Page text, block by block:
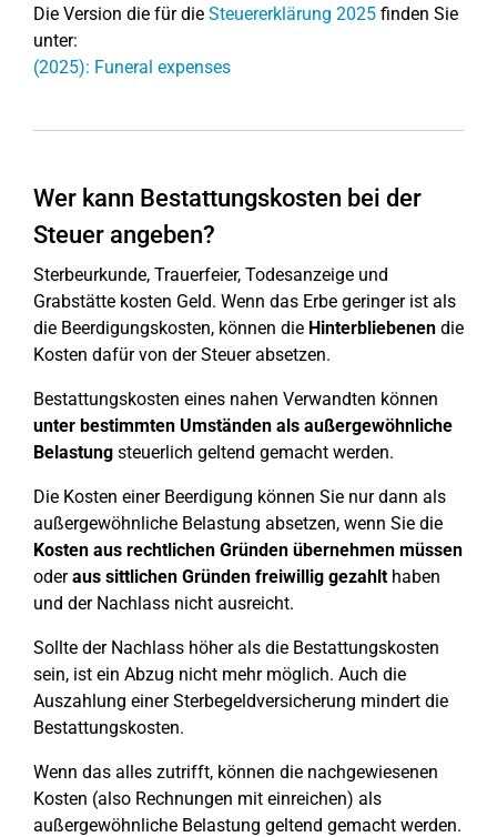
Die Version die für die Steuererklärung 2025 finden Sie
unter:
(2025): Funeral expenses
Wer kann Bestattungskosten bei der
Steuer angeben?
Sterbeurkunde, Trauerfeier, Todesanzeige und
Grabstätte kosten Geld. Wenn das Erbe geringer ist als
die Beerdigungskosten, können die Hinterbliebenen die
Kosten dafür von der Steuer absetzen.
Bestattungskosten eines nahen Verwandten können
unter bestimmten Umständen als außergewöhnliche
Belastung steuerlich geltend gemacht werden.
Die Kosten einer Beerdigung können Sie nur dann als
außergewöhnliche Belastung absetzen, wenn Sie die
Kosten aus rechtlichen Gründen übernehmen müssen
oderaus sittlichen Gründen freiwillig gezahlthaben
und der Nachlass nicht ausreicht.
Sollte der Nachlass höher als die Bestattungskosten
sein, ist ein Abzug nicht mehr möglich. Auch die
Auszahlung einer Sterbegeldversicherung mindert die
Bestattungskosten.
Wenn das alles zutrifft, können die nachgewiesenen
Kosten (also Rechnungen mit einreichen) als
außergewöhnliche Belastung geltend gemacht werden.